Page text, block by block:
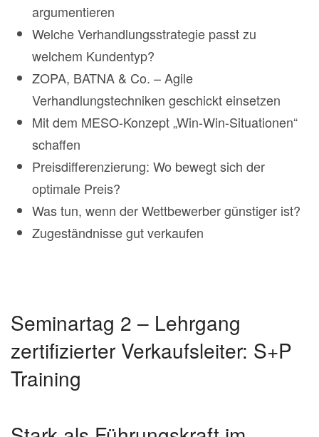
argumentieren
Welche Verhandlungsstrategie passt zu
welchem Kundentyp?
ZOPA, BATNA & Co. – Agile
Verhandlungstechniken geschickt einsetzen
Mit dem MESO-Konzept „Win-Win-Situationen“
schaffen
Preisdifferenzierung: Wo bewegt sich der
optimale Preis?
Was tun, wenn der Wettbewerber günstiger ist?
Zugeständnisse gut verkaufen
Seminartag 2 – Lehrgang
zertifizierter Verkaufsleiter: S+P
Training